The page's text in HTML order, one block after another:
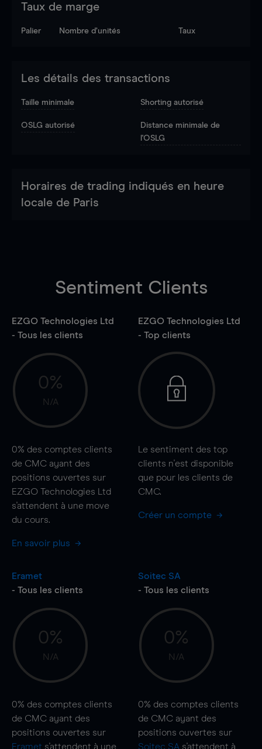
Taux de marge
Palier Nombre d’unités Taux
Les détails des transactions
Taille minimale Shorting autorisé
OSLG autorisé
Distance minimale de
l'OSLG
Horaires de trading indiqués en heure
locale de Paris
Sentiment Clients
EZGO Technologies Ltd
- Tous les clients
0%
N/A
0% des comptes clients
de CMC ayant des
positions ouvertes sur
EZGO Technologies Ltd
s'attendent à une move
du cours.
En savoir plus
EZGO Technologies Ltd
- Top clients
Le sentiment des top
clients n'est disponible
que pour les clients de
CMC.
Créer un compte
Eramet
- Tous les clients
0%
N/A
0% des comptes clients
de CMC ayant des
positions ouvertes sur
Eramet s'attendent à une
Soitec SA
- Tous les clients
0%
N/A
0% des comptes clients
de CMC ayant des
positions ouvertes sur
Soitec SA s'attendent à